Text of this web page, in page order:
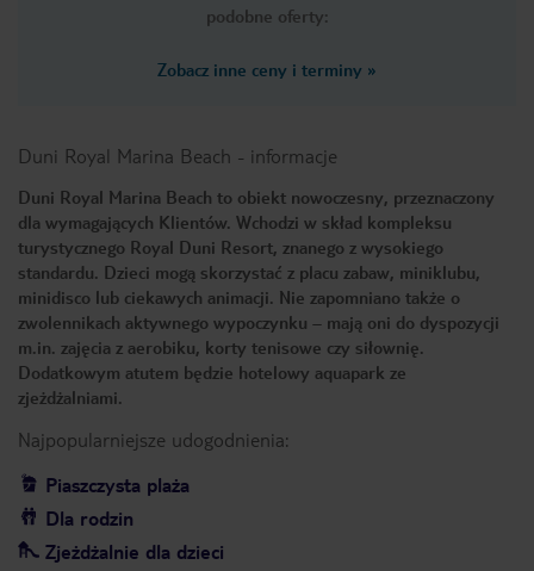
podobne oferty:
Zobacz inne ceny i terminy »
Duni Royal Marina Beach - informacje
Duni Royal Marina Beach to obiekt nowoczesny, przeznaczony
dla wymagających Klientów. Wchodzi w skład kompleksu
turystycznego Royal Duni Resort, znanego z wysokiego
standardu. Dzieci mogą skorzystać z placu zabaw, miniklubu,
minidisco lub ciekawych animacji. Nie zapomniano także o
zwolennikach aktywnego wypoczynku – mają oni do dyspozycji
m.in. zajęcia z aerobiku, korty tenisowe czy siłownię.
Dodatkowym atutem będzie hotelowy aquapark ze
zjeżdżalniami.
Najpopularniejsze udogodnienia:
Piaszczysta plaża
Dla rodzin
Zjeżdżalnie dla dzieci